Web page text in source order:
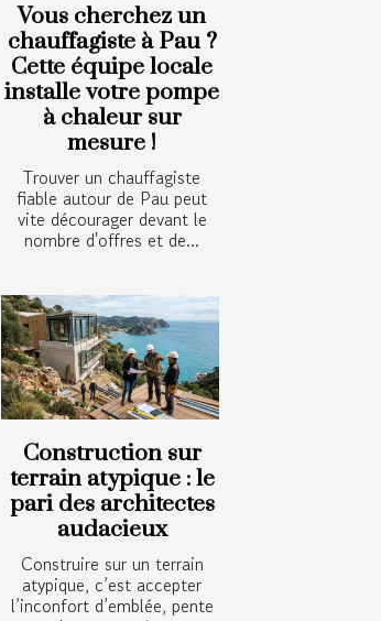
Vous cherchez un
chauffagiste à Pau ?
Cette équipe locale
installe votre pompe
à chaleur sur
mesure !
Trouver un chauffagiste
fiable autour de Pau peut
vite décourager devant le
nombre d'offres et de...
Construction sur
terrain atypique : le
pari des architectes
audacieux
Construire sur un terrain
atypique, c’est accepter
l’inconfort d’emblée, pente